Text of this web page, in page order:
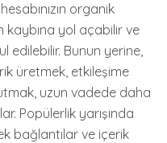
organik
kaybına yol açabilir ve
edilebilir. Bunun yerine,
üretmek, etkileşime
uzun vadede daha
Popülerlik yarışında
bağlantılar ve içerik